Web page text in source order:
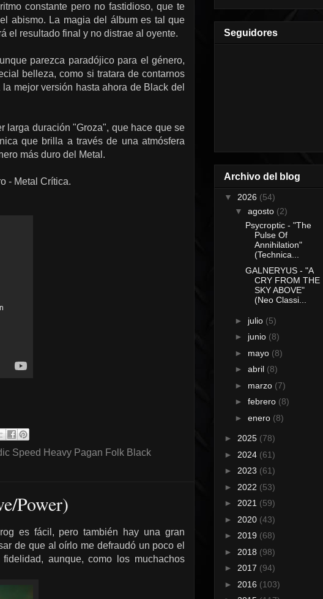
constante pero no fastidioso, que te
abismo. La magia del álbum es tal que
el resultado final y no distrae al oyente.
parezca paradójico para el género,
belleza, como si tratara de contarnos
mejor versión hasta ahora de Black del
larga duración "Groza", que hace que se
que brilla a través de una atmósfera
más duro del Metal.
- Metal Crítica.
Speed Heavy Pagan Folk Black
Power)
es fácil, pero también hay una gran
de que al oírlo me defraudó un poco el
aunque, como los muchachos
Seguidores
Archivo del blog
▼ 2026 (54)
▼ agosto (2)
Psycroptic - "The
Pulse Of
Annihilation"
(Technica...
GALNERYUS - "A
CRY FROM THE
SKY ABOVE"
(Neo Classi...
► julio (5)
► junio (8)
► mayo (8)
► abril (8)
► marzo (7)
► febrero (8)
► enero (8)
► 2025 (78)
► 2024 (61)
► 2023 (61)
► 2022 (53)
► 2021 (59)
► 2020 (43)
► 2019 (68)
► 2018 (98)
► 2017 (94)
► 2016 (103)